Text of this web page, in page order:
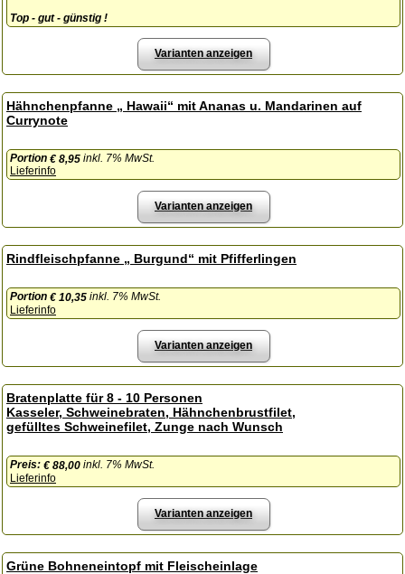
Top - gut - günstig !
Varianten anzeigen
Hähnchenpfanne „ Hawaii“ mit Ananas u. Mandarinen auf
Currynote
Portion € 8,95 inkl. 7% MwSt.
Lieferinfo
Varianten anzeigen
Rindfleischpfanne „ Burgund“ mit Pfifferlingen
Portion € 10,35 inkl. 7% MwSt.
Lieferinfo
Varianten anzeigen
Bratenplatte für 8 - 10 Personen
Kasseler, Schweinebraten, Hähnchenbrustfilet,
gefülltes Schweinefilet, Zunge nach Wunsch
Preis: € 88,00 inkl. 7% MwSt.
Lieferinfo
Varianten anzeigen
Grüne Bohneneintopf mit Fleischeinlage